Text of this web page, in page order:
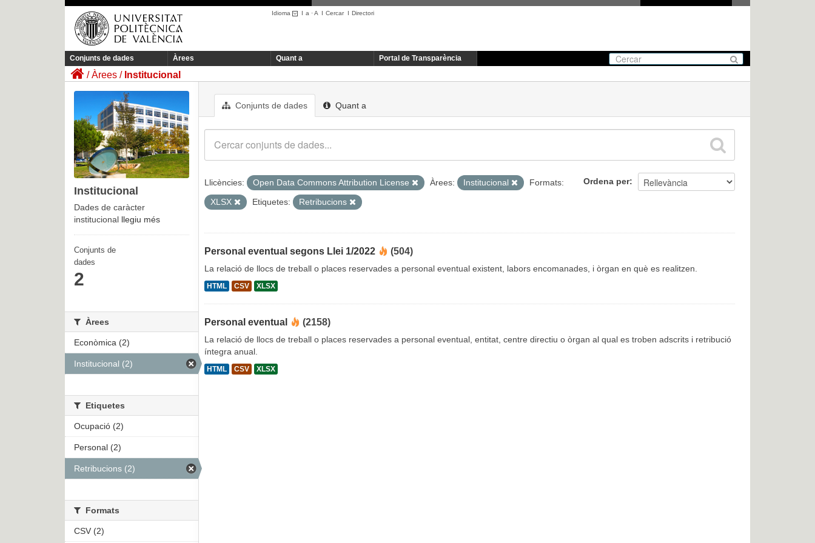
Idioma I a ·A I CercarI Directori
Conjunts de dades Àrees Quant a Portal de Transparència
Àrees Institucional
Conjunts de dades Quant a
Ordena per
Llicències: Open Data Commons Attribution License Àrees: Institucional
Formats:
XLSX
Etiquetes: Retribucions
Personal eventual segons Llei 1/2022 (504)
La relació de llocs de treball o places reservades a personal eventual existent, labors encomanades, i òrgan en què es realitzen.
HTML CSV XLSX
Personal eventual (2158)
La relació de llocs de treball o places reservades a personal eventual, entitat, centre directiu o òrgan al qual es troben adscrits i retribució
íntegra anual.
HTML CSV XLSX
Institucional
Dades de caràcter
institucional llegiu més
Conjunts de
dades
2
Àrees
Econòmica (2)
Institucional (2)
Etiquetes
Ocupació (2)
Personal (2)
Retribucions (2)
Formats
CSV (2)